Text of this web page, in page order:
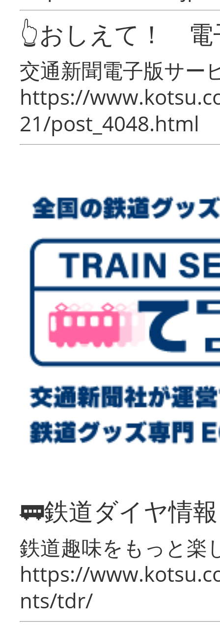
👆おしえて！ 電
交通新聞電子版サー
https://
21/post_4048.html
🚃鉄道ダイヤ情
鉄道趣味をもっと楽
https://
nts/tdr/